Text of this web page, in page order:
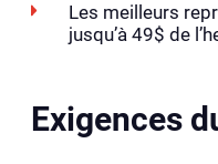
Les meilleurs
jusqu’à 49$ de
Exigences